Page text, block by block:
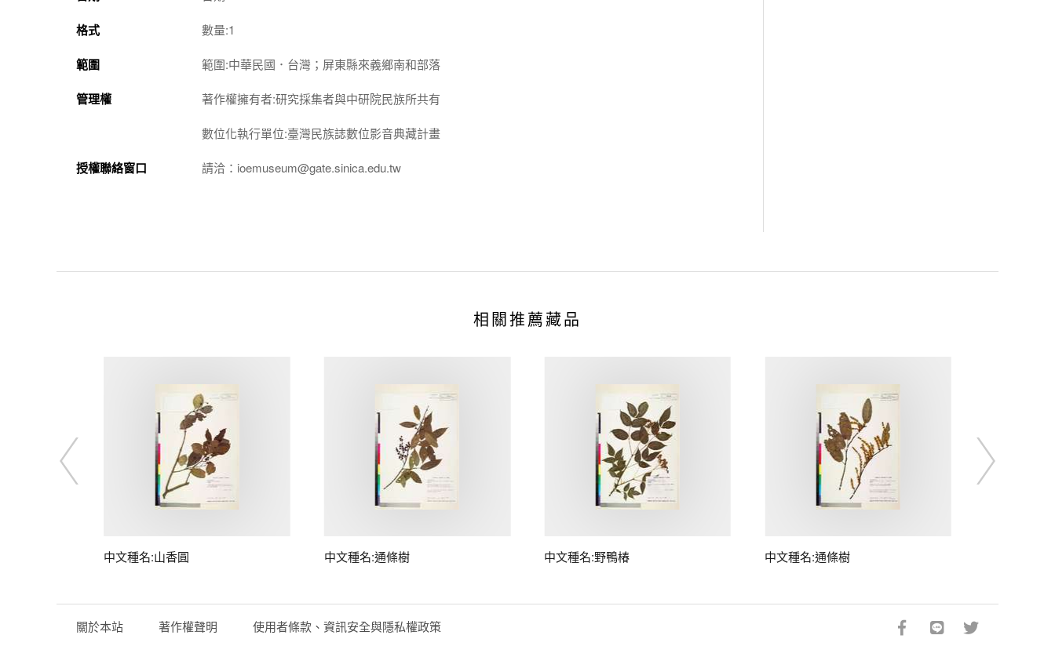
格式 數量:1
範圍 範圍:中華民國．台灣；屏東縣來義鄉南和部落
管理權 著作權擁有者:研究採集者與中研院民族所共有
數位化執行單位:臺灣民族誌數位影音典藏計畫
授權聯絡窗口 請洽：ioemuseum@gate.sinica.edu.tw
相關推薦藏品
中文種名:山香圓 中文種名:通條樹 中文種名:野鴨椿 中文種名:通條樹
關於本站 著作權聲明 使用者條款、資訊安全與隱私權政策